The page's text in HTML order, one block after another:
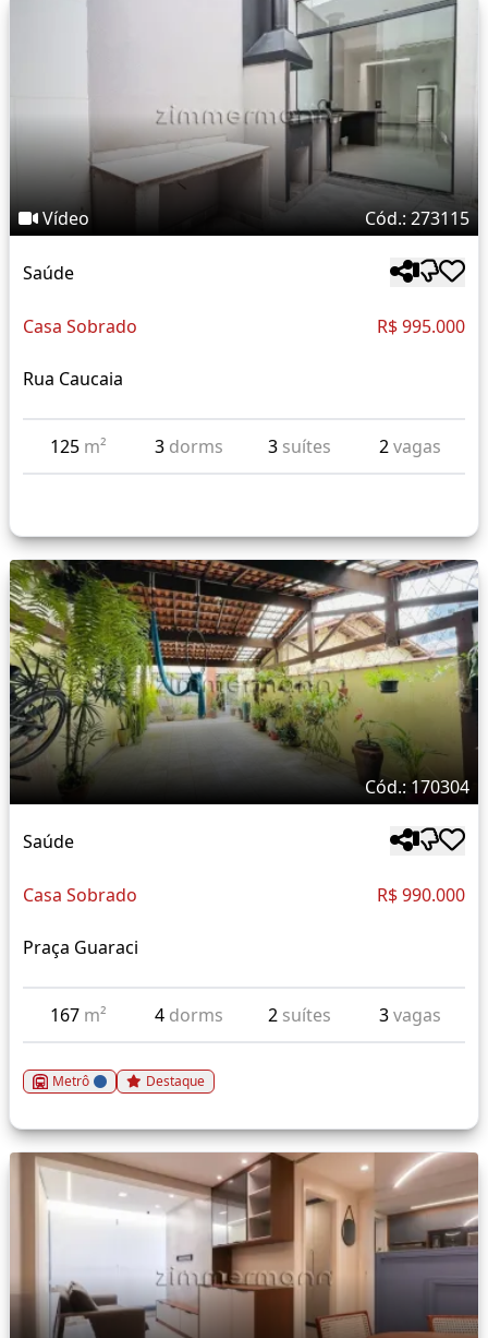
Vídeo Cód.: 273115
Saúde
Casa Sobrado R$ 995.000
Rua Caucaia
125 m² 3 dorms 3 suítes 2vagas
Cód.: 170304
Saúde
Casa Sobrado R$ 990.000
Praça Guaraci
167 m² 4 dorms 2 suítes 3vagas
Metrô Destaque